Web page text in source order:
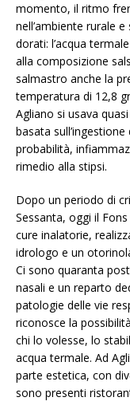
momento, il ritmo
nell’ambiente rurale
dorati: l’acqua
alla composizione
salmastro anche la
temperatura di 12,8
Agliano si usava
basata
probabilità,
rimedio alla stipsi.
Dopo un periodo di
Sessanta, oggi il
cure inalatorie,
idrologo e un
Ci sono quaranta
nasali e un reparto
patologie delle vie
riconosce la
chi lo volesse, lo
acqua termale. Ad
parte estetica, con
sono presenti